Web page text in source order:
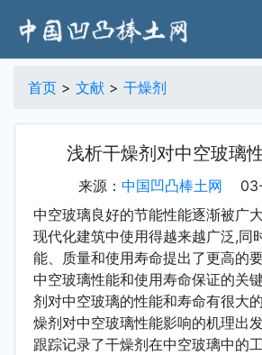
首页 > 文献 > 干燥剂
浅析干燥剂对中空玻璃
来源： 中国凹凸棒土网 03-
中空玻璃良好的节能性能逐渐被广
现代化建筑中使用得越来越广泛,同
能、质量和使用寿命提出了更高的要
中空玻璃性能和使用寿命保证的关
剂对中空玻璃的性能和寿命有很大
燥剂对中空玻璃性能影响的机理出
跟踪记录了干燥剂在中空玻璃中的